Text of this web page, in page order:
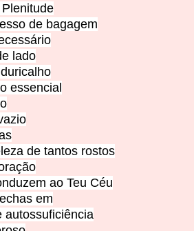
de bagagem
lado
essencial
de tantos rostos
ao Teu Céu
em
autossuficiência